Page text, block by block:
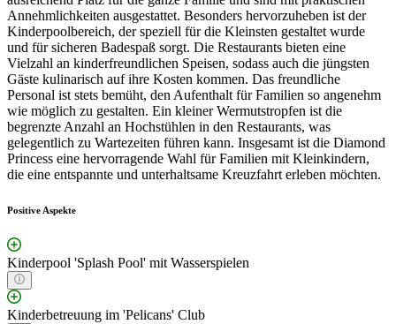
Annehmlichkeiten ausgestattet. Besonders hervorzuheben ist der
Kinderpoolbereich, der speziell für die Kleinsten gestaltet wurde
und für sicheren Badespaß sorgt. Die Restaurants bieten eine
Vielzahl an kinderfreundlichen Speisen, sodass auch die jüngsten
Gäste kulinarisch auf ihre Kosten kommen. Das freundliche
Personal ist stets bemüht, den Aufenthalt für Familien so angenehm
wie möglich zu gestalten. Ein kleiner Wermutstropfen ist die
begrenzte Anzahl an Hochstühlen in den Restaurants, was
gelegentlich zu Wartezeiten führen kann. Insgesamt ist die Diamond
Princess eine hervorragende Wahl für Familien mit Kleinkindern,
die eine entspannte und unterhaltsame Kreuzfahrt erleben möchten.
Positive Aspekte
Kinderpool 'Splash Pool' mit Wasserspielen
Kinderbetreuung im 'Pelicans' Club